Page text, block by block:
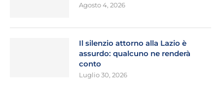
Agosto 4, 2026
Il silenzio attorno alla Lazio è
assurdo: qualcuno ne renderà
conto
Luglio 30, 2026